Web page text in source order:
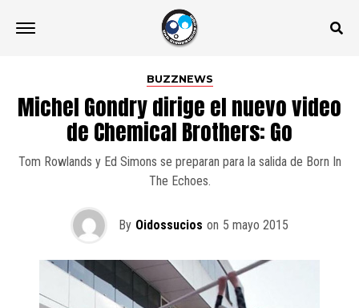
BUZZNEWS
Michel Gondry dirige el nuevo video
de Chemical Brothers: Go
Tom Rowlands y Ed Simons se preparan para la salida de Born In
The Echoes.
By Oidossucios on 5 mayo 2015